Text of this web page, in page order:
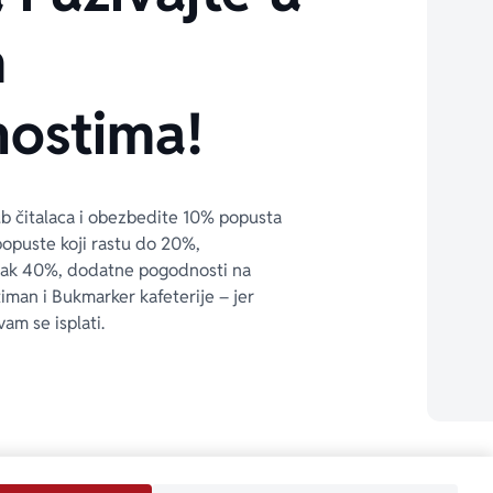
čitalaca i obezbedite 10% popusta
koji rastu do 20%,
40%, dodatne pogodnosti na
i Bukmarker kafeterije – jer
se isplati.